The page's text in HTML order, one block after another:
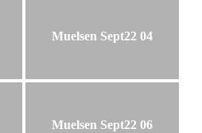
Muelsen Sept22 04
Muelsen Sept22 06